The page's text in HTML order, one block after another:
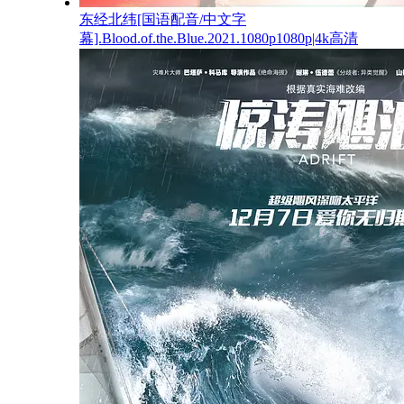
东经北纬[国语配音/中文字
幕].Blood.of.the.Blue.2021.1080p1080p|4k高清